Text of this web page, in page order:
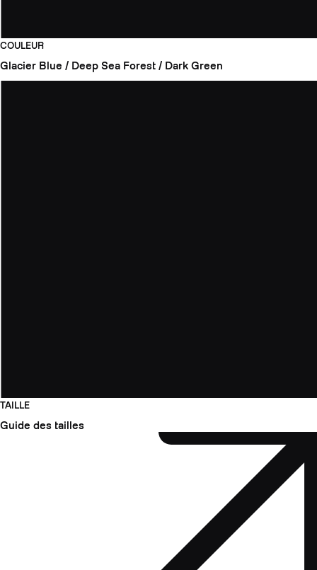
COULEUR
Glacier Blue / Deep Sea Forest / Dark Green
TAILLE
Guide des tailles